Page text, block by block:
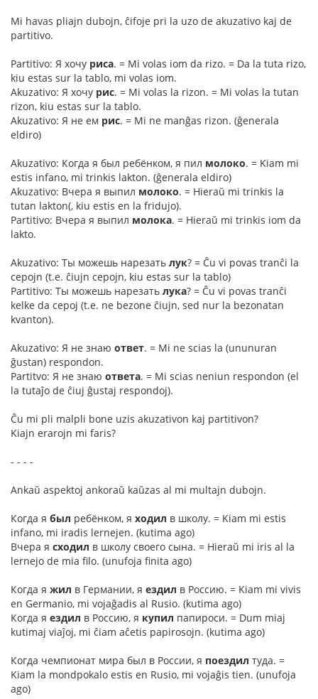
Mi havas pliajn dubojn, ĉifoje pri la uzo de akuzativo kaj de
partitivo.
Partitivo: Я хочу риса. = Mi volas iom da rizo. = Da la tuta rizo,
kiu estas sur la tablo, mi volas iom.
Akuzativo: Я хочу рис. = Mi volas la rizon. = Mi volas la tutan
rizon, kiu estas sur la tablo.
Akuzativo: Я не ем рис. = Mi ne manĝas rizon. (ĝenerala
eldiro)
Akuzativo: Когда я был ребёнком, я пил молоко. = Kiam mi
estis infano, mi trinkis lakton. (ĝenerala eldiro)
Akuzativo: Вчера я выпил молоко. = Hieraŭ mi trinkis la
tutan lakton(, kiu estis en la fridujo).
Partitivo: Вчера я выпил молока. = Hieraŭ mi trinkis iom da
lakto.
Akuzativo: Ты можешь нарезать лук? = Ĉu vi povas tranĉi la
cepojn (t.e. ĉiujn cepojn, kiu estas sur la tablo)
Partitivo: Ты можешь нарезать лука? = Ĉu vi povas tranĉi
kelke da cepoj (t.e. ne bezone ĉiujn, sed nur la bezonatan
kvanton).
Akuzativo: Я не знаю ответ. = Mi ne scias la (ununuran
ĝustan) respondon.
Partitvo: Я не знаю ответа. = Mi scias neniun respondon (el
la tutaĵo de ĉiuj ĝustaj respondoj).
Ĉu mi pli malpli bone uzis akuzativon kaj partitivon?
Kiajn erarojn mi faris?
- - - -
Ankaŭ aspektoj ankoraŭ kaŭzas al mi multajn dubojn.
Когда я был ребёнком, я ходил в школу. = Kiam mi estis
infano, mi iradis lernejen. (kutima ago)
Вчера я сходил в школу своего сына. = Hieraŭ mi iris al la
lernejo de mia filo. (unufoja finita ago)
Когда я жил в Германии, я ездил в Россию. = Kiam mi vivis
en Germanio, mi vojaĝadis al Rusio. (kutima ago)
Когда я ездил в Россию, я купил папироси. = Dum miaj
kutimaj viaĵoj, mi ĉiam aĉetis papirosojn. (kutima ago)
Когда чемпионат мира был в России, я поездил туда. =
Kiam la mondpokalo estis en Rusio, mi vojaĝis tien. (unufoja
ago)